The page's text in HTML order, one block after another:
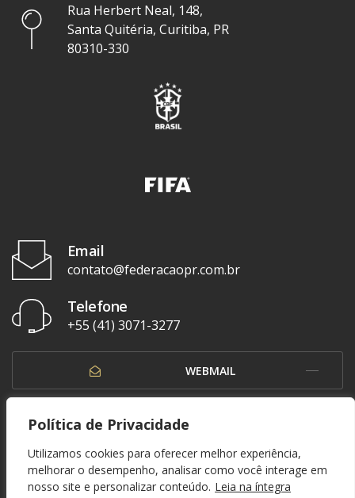
Política de Privacidade
Utilizamos cookies para oferecer melhor experiência,
melhorar o desempenho, analisar como você interage em
nosso site e personalizar conteúdo. Leia na íntegra
Rua Herbert Neal, 148,
Santa Quitéria, Curitiba, PR
80310-330
Email
contato@federacaopr.com.br
Telefone
+55 (41) 3071-3277
WEBMAIL
OUVIDORIA
© 1937 - 2026. Federação Paranaense de Futebol. Todos os direitos reservados. By